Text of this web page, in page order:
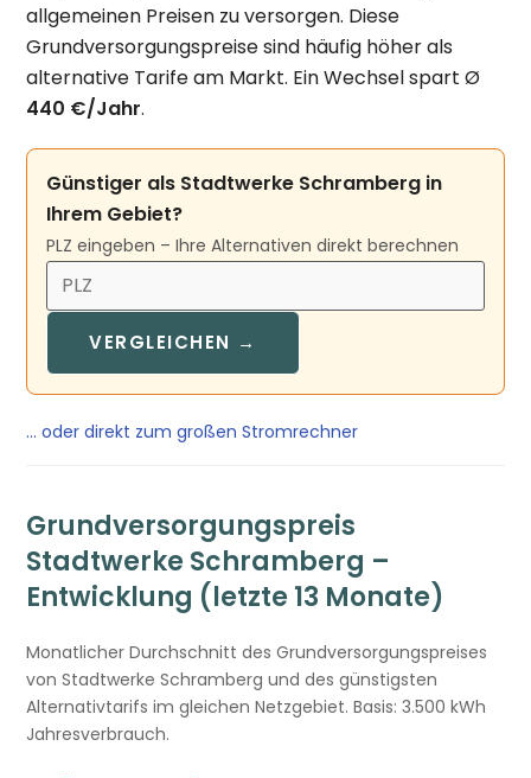
allgemeinen Preisen zu versorgen. Diese
Grundversorgungspreise sind häufig höher als
alternative Tarife am Markt. Ein Wechsel spart Ø
440 €/Jahr.
Günstiger als Stadtwerke Schramberg in
Ihrem Gebiet?
PLZ eingeben – Ihre Alternativen direkt berechnen
VERGLEICHEN →
… oder direkt zum großen Stromrechner
Grundversorgungspreis
Stadtwerke Schramberg –
Entwicklung (letzte 13 Monate)
Monatlicher Durchschnitt des Grundversorgungspreises
von Stadtwerke Schramberg und des günstigsten
Alternativtarifs im gleichen Netzgebiet. Basis: 3.500 kWh
Jahresverbrauch.